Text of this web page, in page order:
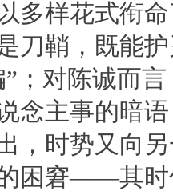
多样花式衔
刀鞘，既能
；对陈诚而
念主事的暗语
，时势又向
困窘——其时